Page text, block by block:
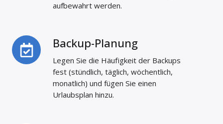
aufbewahrt werden.
Backup-Planung
Legen Sie die Häufigkeit der Backups
fest (stündlich, täglich, wöchentlich,
monatlich) und fügen Sie einen
Urlaubsplan hinzu.
Backup-
Planung